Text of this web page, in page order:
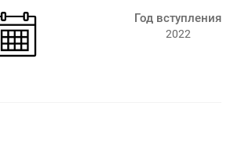
Год вступления
2022